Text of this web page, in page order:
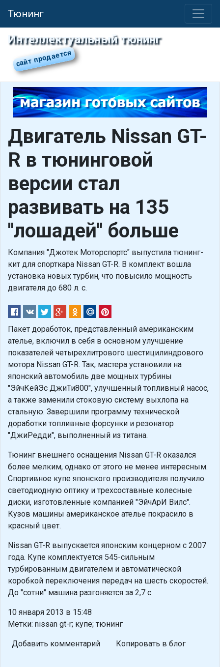
Тюнинг
Интеллектуальный тюнинг
Двигатель Nissan GT-
R в тюнинговой
версии стал
развивать на 135
"лошадей" больше
Компания "Джотек Моторспортс" выпустила тюнинг-
кит для спорткара Nissan GT-R. В комплект вошла
установка новых турбин, что повысило мощность
двигателя до 680 л. с.
Пакет доработок, представленный американским
ателье, включил в себя в основном улучшение
показателей четырехлитрового шестицилиндрового
мотора Nissan GT-R. Так, мастера установили на
японский автомобиль две мощных турбины
"ЭйчКейЭс ДжиТи800", улучшенный топливный насос,
а также заменили стоковую систему выхлопа на
стальную. Завершили программу технической
доработки топливные форсунки и резонатор
"ДжиРедди", выполненный из титана.
Тюнинг внешнего оснащения Nissan GT-R оказался
более мелким, однако от этого не менее интересным.
Спортивное купе японского производителя получило
светодиодную оптику и трехсоставные колесные
диски, изготовленные компанией "ЭйчАрИ Вилс".
Кузов машины американское ателье покрасило в
красный цвет.
Nissan GT-R выпускается японским концерном с 2007
года. Купе комплектуется 545-сильным
турбированным двигателем и автоматической
коробкой переключения передач на шесть скоростей.
До "сотни" машина разгоняется за 2,7 с.
10 января 2013 в 15:48
Метки: nissan gt-r; купе; тюнинг
Добавить комментарий Копировать в блог